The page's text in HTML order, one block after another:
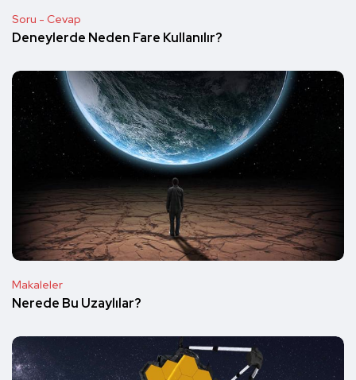
Soru - Cevap
Deneylerde Neden Fare Kullanılır?
Makaleler
Nerede Bu Uzaylılar?